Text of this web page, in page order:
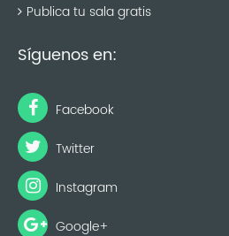
Publica tu sala gratis
Síguenos en:
Facebook
Twitter
Instagram
Google+